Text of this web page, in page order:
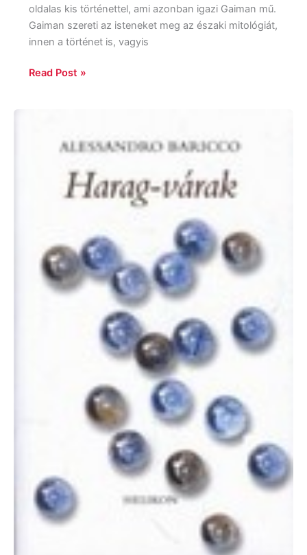
oldalas kis történettel, ami azonban igazi Gaiman mű.
Gaiman szereti az isteneket meg az északi mitológiát,
innen a történet is, vagyis
Read Post »
Harag-